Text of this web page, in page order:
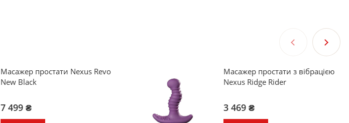
Масажер простати Nexus Revo
New Black
7 499 ₴
Масажер простати з вібрацією
Nexus Ridge Rider
3 469 ₴